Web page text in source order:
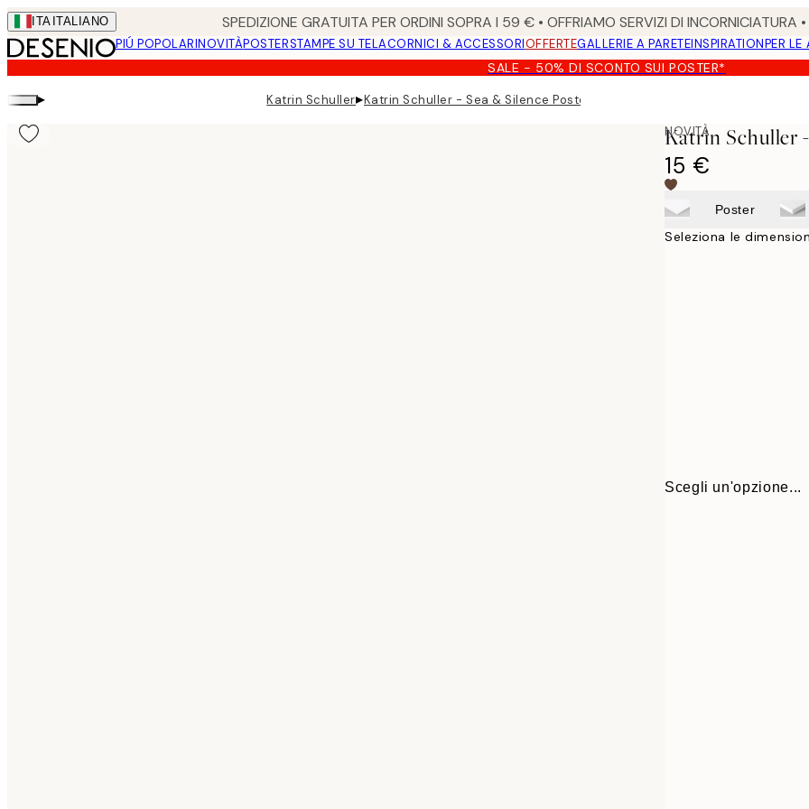
Skip
to
main
content.
ITA ITALIANO SPEDIZIONE GRATUITA PER ORDINI SOPRA I 59 € • OFFRIAMO SERVIZI DI
PIÚ POPOLARINOVITÀPOSTERSTAMPE SU TELACORNICI & ACCESSORIOFFERTEGALLERIE A PARETEINSPIRATIONPER LE
SALE - 50% DI SCONTO SUI POSTER*
▸ Katrin Schuller▸Katrin Schuller - Sea & Silence Poster
NOVITÀ
Katrin Schuller
15 €
Poster
Seleziona le
Scegli un'opzione...